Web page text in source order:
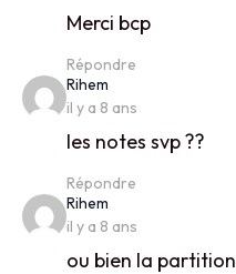
Merci bcp
Répondre
Rihem
il y a 8 ans
les notes svp ??
Répondre
Rihem
il y a 8 ans
ou bien la partition